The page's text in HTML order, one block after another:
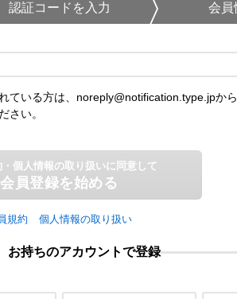
認証コードを入力 会員
ている方は、noreply@notification.type.jpから
さい。
・個人情報の取り扱いに同意して
会員登録を始める
規約 個人情報の取り扱い
お持ちのアカウントで登録